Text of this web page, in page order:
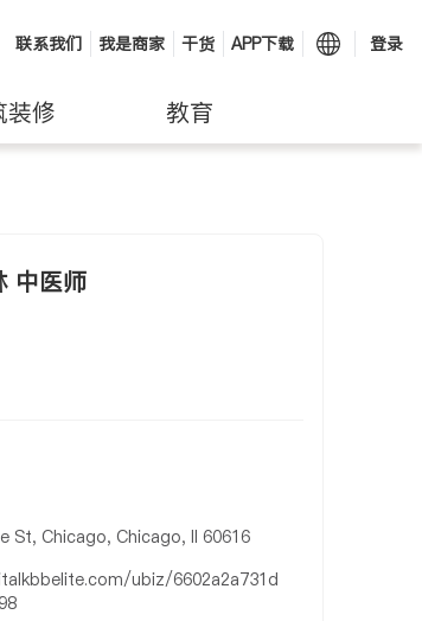
联系我们 我是商家 干货 APP下载 登录
装修 教育
中医师
St, Chicago, Chicago, Il 60616
ubiz/6602a2a731d